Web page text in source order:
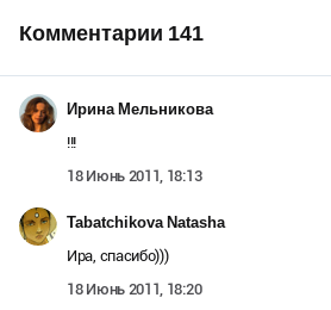
Комментарии 141
Ирина Мельникова
!!!
18 Июнь 2011, 18:13
Tabatchikova Natasha
Ира, спасибо)))
18 Июнь 2011, 18:20